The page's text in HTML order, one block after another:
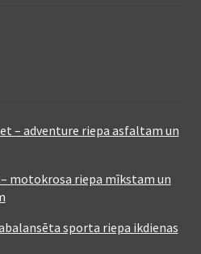
– adventure riepa asfaltam un
– motokrosa riepa mīkstam un
sporta riepa ikdienas